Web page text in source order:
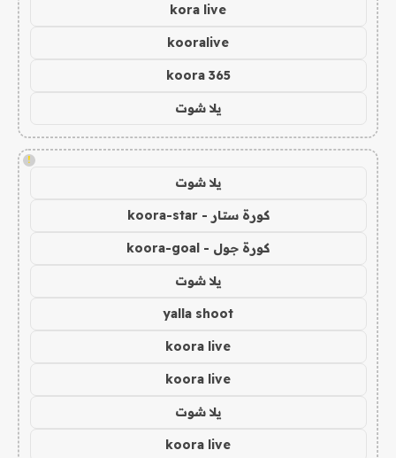
kora live
kooralive
koora 365
يلا شوت
!
يلا شوت
كورة ستار - koora-star
كورة جول - koora-goal
يلا شوت
yalla shoot
koora live
koora live
يلا شوت
koora live